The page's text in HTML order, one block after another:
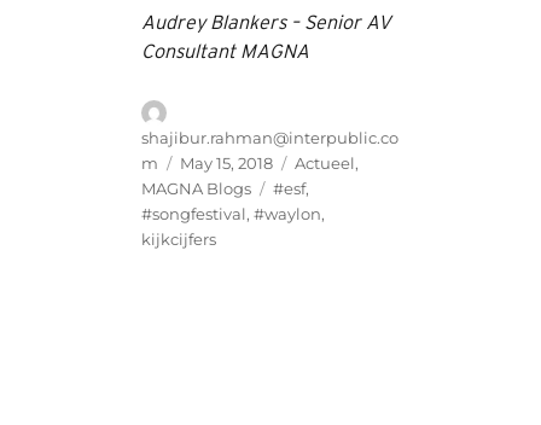
Audrey Blankers – Senior AV
Consultant MAGNA
shajibur.rahman@interpublic.co
m
Posted
on
May 15, 2018 Categories
Actueel,
MAGNA Blogs
Tags
#esf,
#songfestival, #waylon,
kijkcijfers